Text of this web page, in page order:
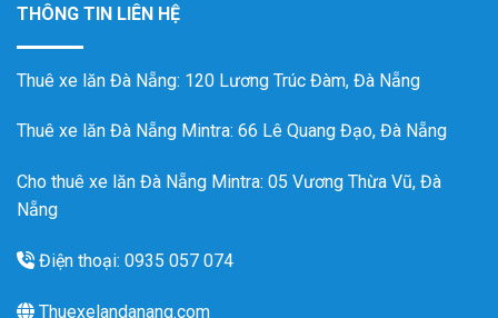
THÔNG TIN LIÊN HỆ
Thuê xe lăn Đà Nẵng: 120 Lương Trúc Đàm, Đà Nẵng
Thuê xe lăn Đà Nẵng Mintra: 66 Lê Quang Đạo, Đà Nẵng
Cho thuê xe lăn Đà Nẵng Mintra: 05 Vương Thừa Vũ, Đà
Nẵng
Điện thoại: 0935 057 074
Thuexelandanang.com